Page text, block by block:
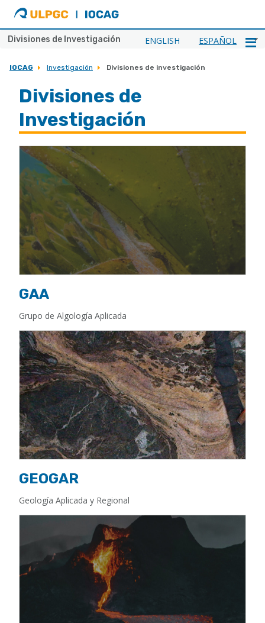
ULPGC
Ir
al
inicio
IOCAG
ENGLISH ESPAÑOL
Divisiones de Investigación
IOCAG Investigación Divisiones de investigación
Divisiones de
Investigación
GAA
Grupo de Algología Aplicada
GEOGAR
Geología Aplicada y Regional